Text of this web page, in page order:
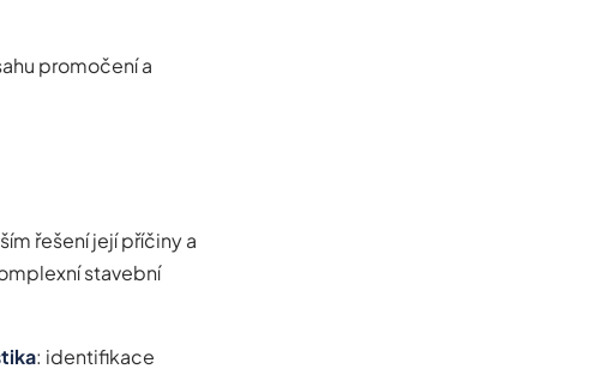
promočení a
řešení její příčiny a
stavební
: identifikace